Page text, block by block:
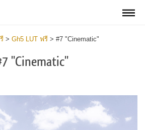
> Gh5 LUT ฟรี > #7 "Cinematic"
"Cinematic"